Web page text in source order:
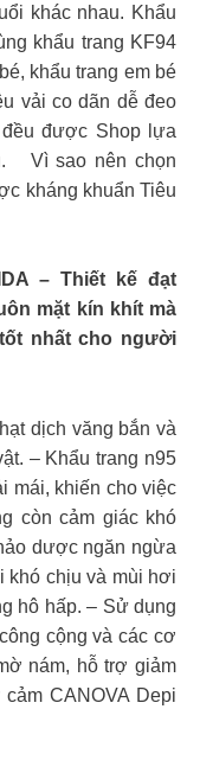
khác nhau. Khẩu
khẩu trang KF94
khẩu trang em bé
vải co dãn dễ đeo
được Shop lựa
Vì sao nên chọn
kháng khuẩn Tiêu
– Thiết kế đạt
mặt kín khít mà
nhất cho người
dịch văng bắn và
– Khẩu trang n95
mái, khiến cho việc
còn cảm giác khó
dược ngăn ngừa
khó chịu và mùi hơi
hô hấp. – Sử dụng
cộng và các cơ
nám, hỗ trợ giảm
CANOVA Depi